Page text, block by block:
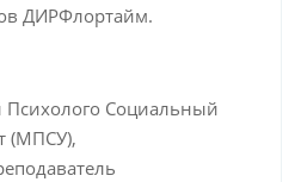
ДИРФлортайм.
Психолого Социальный
(МПСУ),